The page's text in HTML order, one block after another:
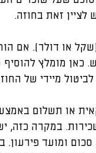
לציין זאת בחוזה.
או דולר). אם
כאן מומלץ
מיידי של
או תשלום
במקרה כזה,
ומועד